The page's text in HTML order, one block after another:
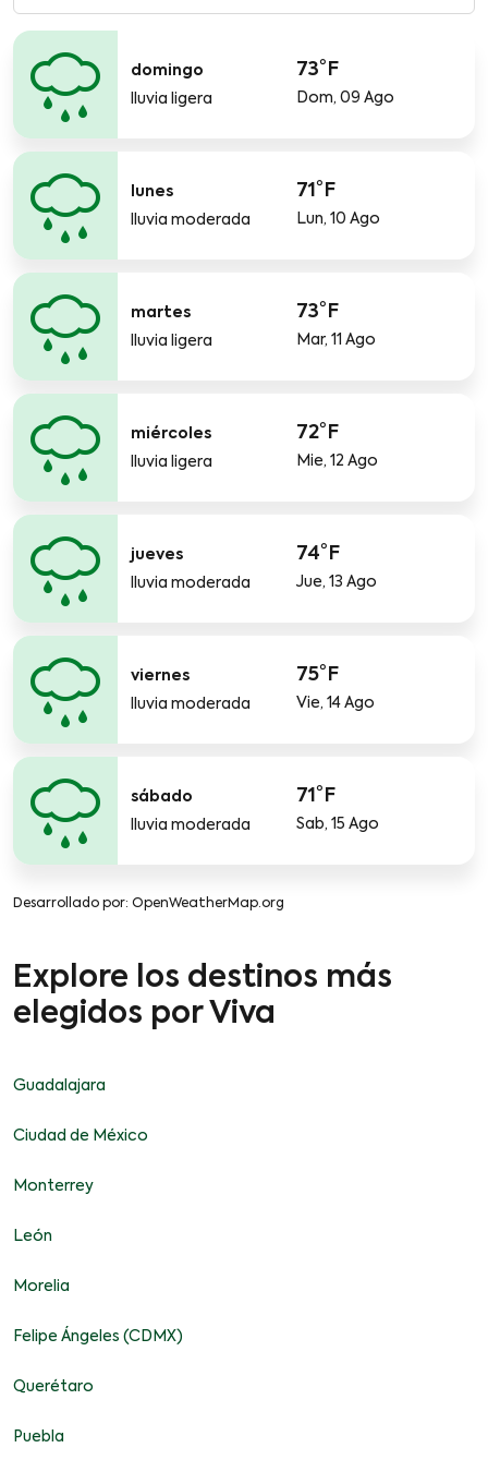
domingo
lluvia ligera
73°F
Dom, 09 Ago
lunes
lluvia moderada
71°F
Lun, 10 Ago
martes
lluvia ligera
73°F
Mar, 11 Ago
miércoles
lluvia ligera
72°F
Mie, 12 Ago
jueves
lluvia moderada
74°F
Jue, 13 Ago
viernes
lluvia moderada
75°F
Vie, 14 Ago
sábado
lluvia moderada
71°F
Sab, 15 Ago
Desarrollado por: OpenWeatherMap.org
Explore los destinos más
elegidos por Viva
Guadalajara
Ciudad de México
Monterrey
León
Morelia
Felipe Ángeles (CDMX)
Querétaro
Puebla